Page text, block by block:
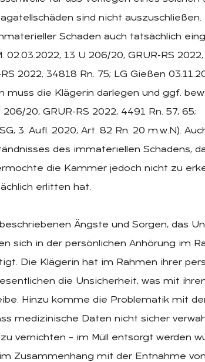
sind nicht
Schaden auch tatsächlich
02.03.2022, 13 U 206/20, GRUR-RS
2022, 34818 Rn. 75; LG Gießen
muss die Klägerin darlegen und ggf.
20, GRUR-RS 2022, 4491 Rn. 57, 65;
3. Aufl. 2020, Art. 82 Rn. 20 m.w.N).
des immateriellen Schadens,
die Kammer jedoch nicht zu
erlitten hat.
Ängste und Sorgen, das
sich in der persönlichen Anhörung im
Die Klägerin hat im Rahmen ihrer
die Unsicherheit, was mit
Hinzu komme die Problematik mit
medizinische Daten nicht sicher
vernichten – im Müll entsorgt werden
Zusammenhang mit der Entnahme